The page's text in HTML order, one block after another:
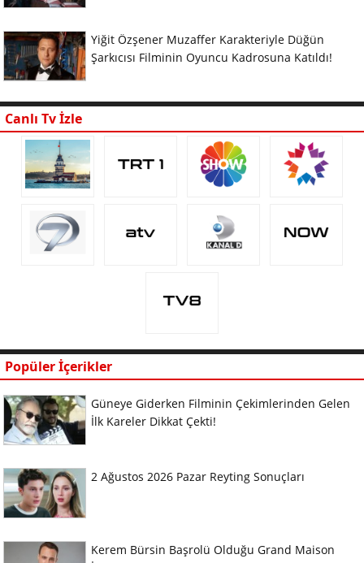
Yiğit Özşener Muzaffer Karakteriyle Düğün
Şarkıcısı Filminin Oyuncu Kadrosuna Katıldı!
Canlı Tv İzle
Popüler İçerikler
Güneye Giderken Filminin Çekimlerinden Gelen
İlk Kareler Dikkat Çekti!
2 Ağustos 2026 Pazar Reyting Sonuçları
Kerem Bürsin Başrolü Olduğu Grand Maison